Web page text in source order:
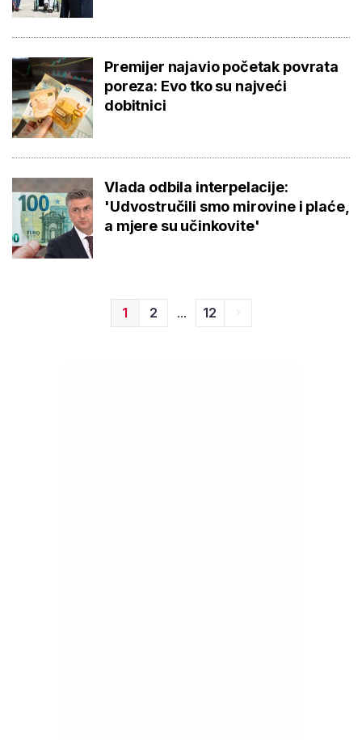
Premijer najavio početak povrata
poreza: Evo tko su najveći
dobitnici
Vlada odbila interpelacije:
'Udvostručili smo mirovine i plaće,
a mjere su učinkovite'
1 2 ... 12